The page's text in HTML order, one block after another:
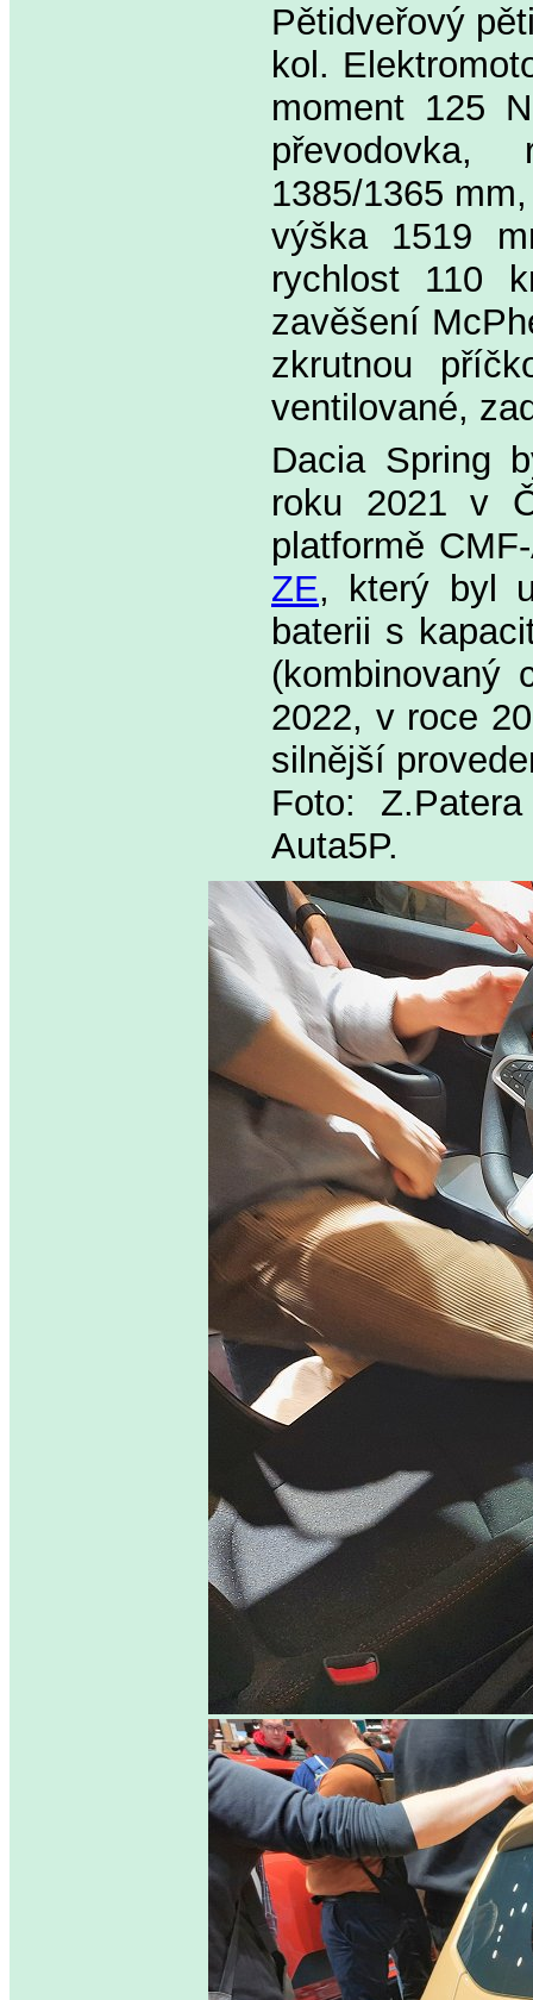
Pětidveřový
kol.
moment 125
1385/1365
výška 1519
rychlost 110
zavěšení
zkrutnou
ventilované,
Dacia Spring
roku 2021 v
platformě
ZE, který byl
baterii s
(kombinovaný
2022, v roce
silnější
Foto:
Auta5P.